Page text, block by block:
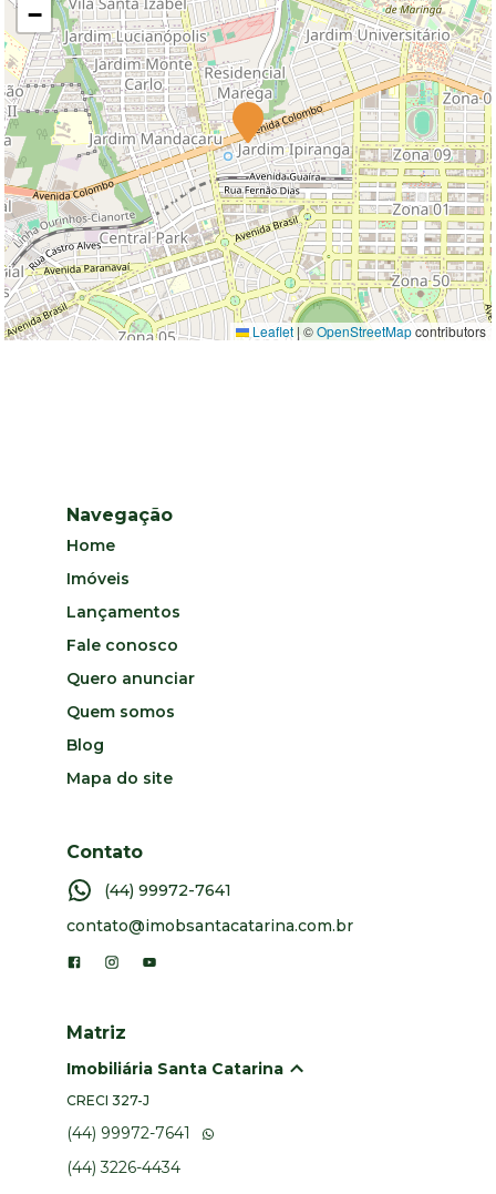
−
Leaflet |©OpenStreetMapcontributors
Navegação
Home
Imóveis
Lançamentos
Fale conosco
Quero anunciar
Quem somos
Blog
Mapa do site
Contato
(44) 99972-7641
contato@imobsantacatarina.com.br
Matriz
Imobiliária Santa Catarina
CRECI 327-J
(44) 99972-7641
(44) 3226-4434